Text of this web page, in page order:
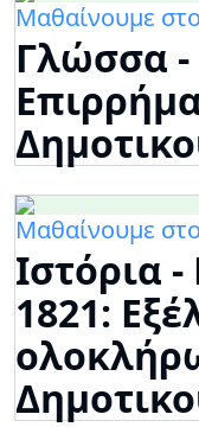
Μαθαίνουμε
Γλώσσα -
Μαθαίνουμε
Ιστόρια
1821: